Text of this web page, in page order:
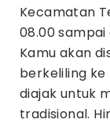
Kecamatan
08.00 sampai
Kamu akan
berkeliling ke
diajak untuk
tradisional.